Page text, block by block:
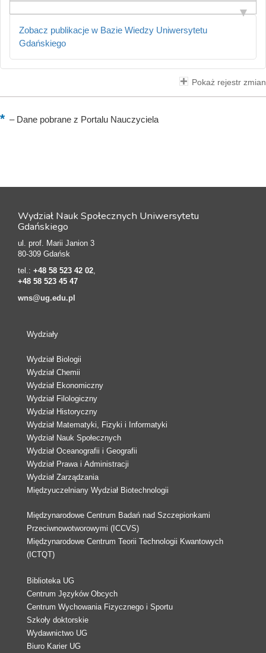
Zobacz publikacje w Bazie Wiedzy Uniwersytetu
Gdańskiego
Pokaż rejestr zmian
–Dane pobrane z Portalu Nauczyciela
Wydział Nauk Społecznych Uniwersytetu
Gdańskiego
ul. prof. Marii Janion 3
80-309 Gdańsk
tel.: +48 58 523 42 02
+48 58 523 45 47
wns@ug.edu.pl
Wydziały
Wydział Biologii
Wydział Chemii
Wydział Ekonomiczny
Wydział Filologiczny
Wydział Historyczny
Wydział Matematyki, Fizyki i Informatyki
Wydział Nauk Społecznych
Wydział Oceanografii i Geografii
Wydział Prawa i Administracji
Wydział Zarządzania
Międzyuczelniany Wydział Biotechnologii
Międzynarodowe Centrum Badań nad Szczepionkami
Przeciwnowotworowymi (ICCVS)
Międzynarodowe Centrum Teorii Technologii Kwantowych
(ICTQT)
Biblioteka UG
Centrum Języków Obcych
Centrum Wychowania Fizycznego i Sportu
Szkoły doktorskie
Wydawnictwo UG
Biuro Karier UG